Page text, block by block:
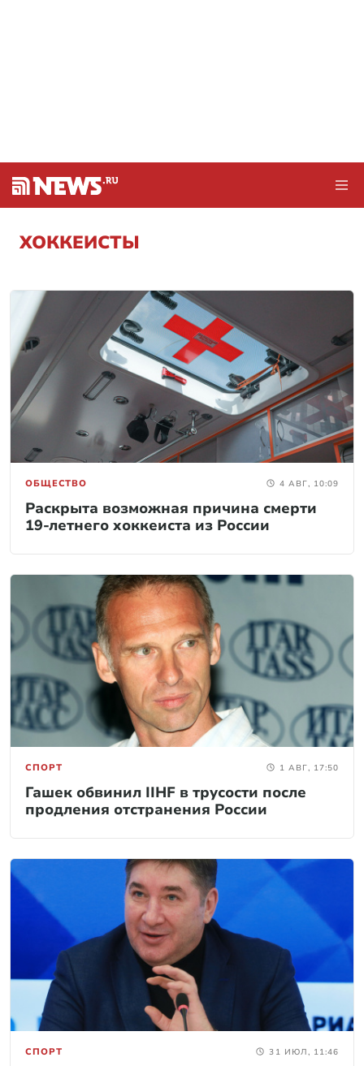
ХОККЕИСТЫ
ОБЩЕСТВО 4 АВГ, 10:09
Раскрыта возможная причина смерти
19-летнего хоккеиста из России
СПОРТ 1 АВГ, 17:50
Гашек обвинил IIHF в трусости после
продления отстранения России
СПОРТ 31 ИЮЛ, 11:46